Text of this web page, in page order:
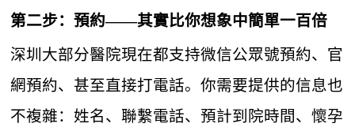
第二步：預約——其實比你想象中簡單一百倍
深圳大部分醫院現在都支持微信公眾號預約、官
網預約、甚至直接打電話。你需要提供的信息也
不複雜：姓名、聯繫電話、預計到院時間、懷孕